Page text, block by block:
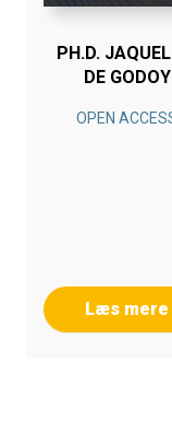
PH.D.
DE GODOY
OPEN
Læs mere